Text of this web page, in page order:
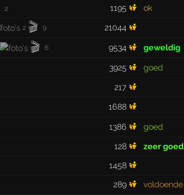
2 1195 ok
2 🎬 9 21044
🎬 6 9534 geweldig
3925 goed
217
1688
1386 goed
128 zeer goed
1458
289 voldoende